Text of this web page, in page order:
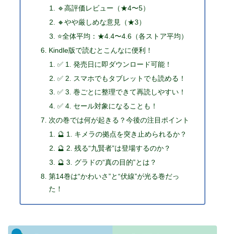
🔹高評価レビュー（★4〜5）
🔸やや厳しめな意見（★3）
⭐全体平均：★4.4〜4.6（各ストア平均）
Kindle版で読むとこんなに便利！
✅ 1. 発売日に即ダウンロード可能！
✅ 2. スマホでもタブレットでも読める！
✅ 3. 巻ごとに整理できて再読しやすい！
✅ 4. セール対象になることも！
次の巻では何が起きる？今後の注目ポイント
🔮 1. キメラの拠点を突き止められるか？
🔮 2. 残る“九賢者”は登場するのか？
🔮 3. グラドの“真の目的”とは？
第14巻は“かわいさ”と“伏線”が光る巻だっ
た！